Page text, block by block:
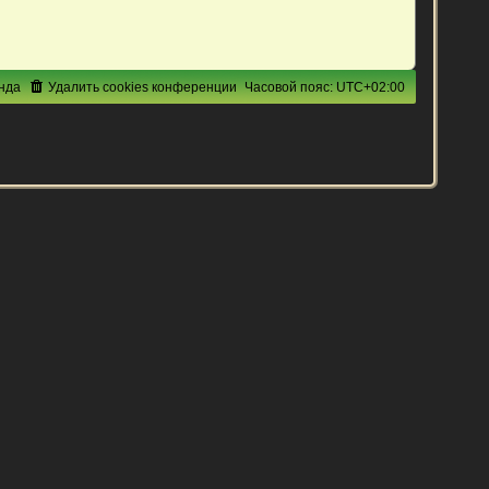
Часовой пояс:UTC+02:00
Удалить cookies конференции